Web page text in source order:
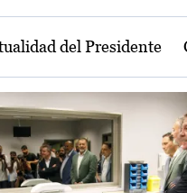
del Presidente